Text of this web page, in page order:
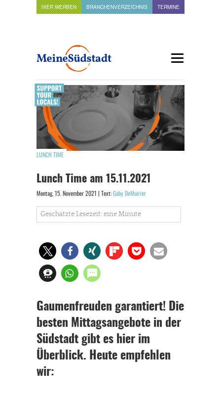
HIER WERBEN BRANCHENVERZEICHNIS TERMINE
LUNCH TIME
Lunch Time am 15.11.2021
Montag, 15. November 2021 | Text: Gaby DeMuirier
Geschätzte Lesezeit: eine Minute
Gaumenfreuden garantiert! Die
besten Mittagsangebote in der
Südstadt gibt es hier im
Überblick. Heute empfehlen
wir: